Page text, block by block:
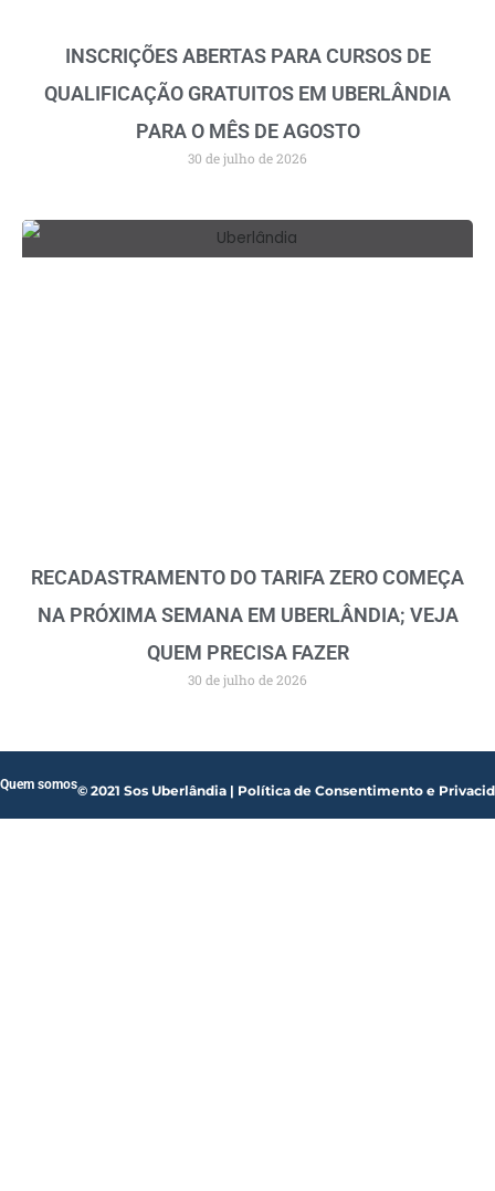
INSCRIÇÕES ABERTAS PARA CURSOS DE
QUALIFICAÇÃO GRATUITOS EM UBERLÂNDIA
PARA O MÊS DE AGOSTO
30 de julho de 2026
RECADASTRAMENTO DO TARIFA ZERO COMEÇA
NA PRÓXIMA SEMANA EM UBERLÂNDIA; VEJA
QUEM PRECISA FAZER
30 de julho de 2026
© 2021 Sos Uberlândia | Política de Consentimento e
Quem somos